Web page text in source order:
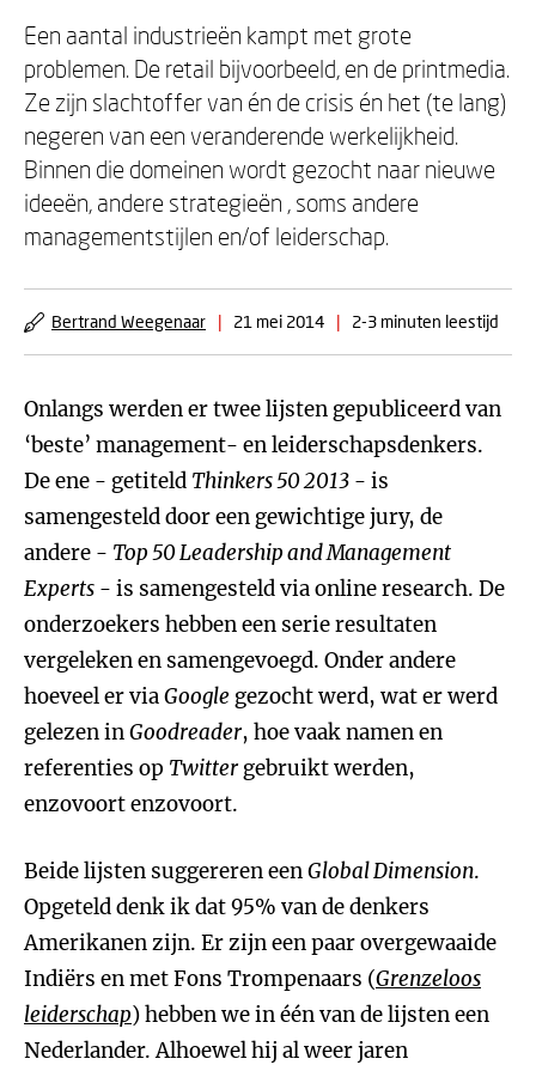
Een aantal industrieën kampt met grote
problemen. De retail bijvoorbeeld, en de printmedia.
Ze zijn slachtoffer van én de crisis én het (te lang)
negeren van een veranderende werkelijkheid.
Binnen die domeinen wordt gezocht naar nieuwe
ideeën, andere strategieën , soms andere
managementstijlen en/of leiderschap.
Bertrand Weegenaar | 21 mei 2014 | 2-3 minuten leestijd
Onlangs werden er twee lijsten gepubliceerd van
‘beste’ management- en leiderschapsdenkers.
De ene - getiteld Thinkers 50 2013 - is
samengesteld door een gewichtige jury, de
andere - Top 50 Leadership and Management
Experts - is samengesteld via online research. De
onderzoekers hebben een serie resultaten
vergeleken en samengevoegd. Onder andere
hoeveel er viaGoogle gezocht werd, wat er werd
gelezen inGoodreader, hoe vaak namen en
referenties op Twittergebruikt werden,
enzovoort enzovoort.
Beide lijsten suggereren eenGlobal Dimension.
Opgeteld denk ik dat 95% van de denkers
Amerikanen zijn. Er zijn een paar overgewaaide
Indiërs en met Fons Trompenaars (Grenzeloos
leiderschap) hebben we in één van de lijsten een
Nederlander. Alhoewel hij al weer jaren